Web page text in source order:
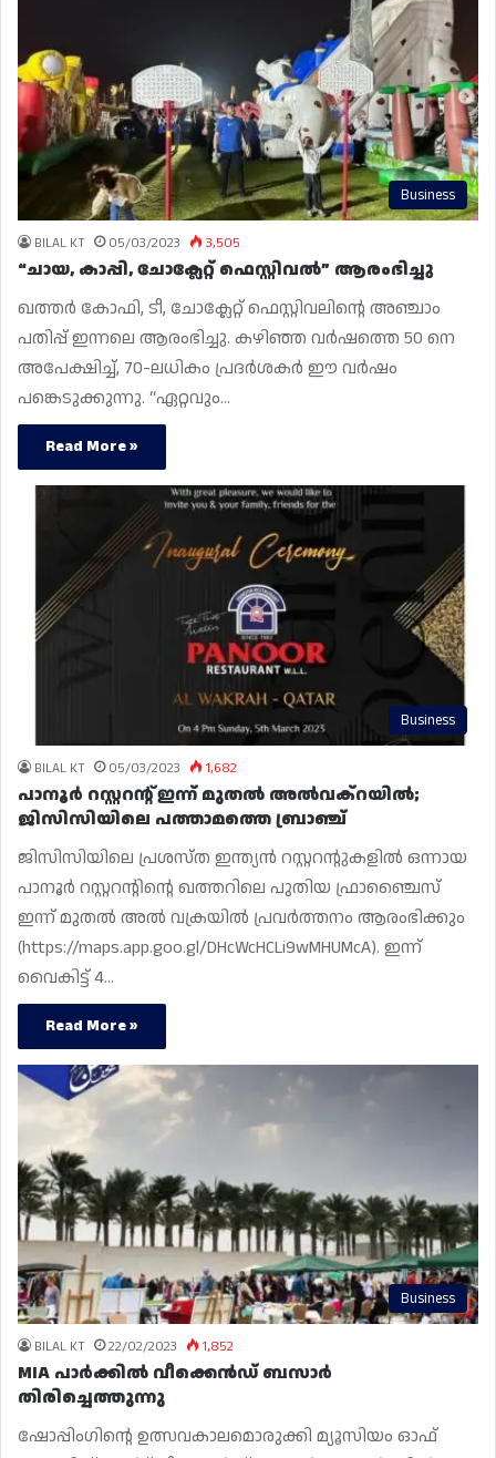
Business
BILAL KT 05/03/2023 3,505
“ചായ, കാപ്പി, ചോക്ലേറ്റ് ഫെസ്റ്റിവൽ” ആരംഭിച്ചു
ഖത്തർ കോഫി, ടീ, ചോക്ലേറ്റ് ഫെസ്റ്റിവലിന്റെ അഞ്ചാം
പതിപ്പ് ഇന്നലെ ആരംഭിച്ചു. കഴിഞ്ഞ വർഷത്തെ 50 നെ
അപേക്ഷിച്ച്, 70-ലധികം പ്രദർശകർ ഈ വർഷം
പങ്കെടുക്കുന്നു. “ഏറ്റവും…
Read More »
Business
BILAL KT 05/03/2023 1,682
പാനൂർ റസ്റ്ററന്റ് ഇന്ന് മുതൽ അൽവക്റയിൽ;
ജിസിസിയിലെ പത്താമത്തെ ബ്രാഞ്ച്
ജിസിസിയിലെ പ്രശസ്ത ഇന്ത്യൻ റസ്റ്ററന്റുകളിൽ ഒന്നായ
പാനൂർ റസ്റ്ററന്റിന്റെ ഖത്തറിലെ പുതിയ ഫ്രാഞ്ചൈസ്
ഇന്ന് മുതൽ അൽ വക്രയിൽ പ്രവർത്തനം ആരംഭിക്കും
(https://maps.app.goo.gl/DHcWcHCLi9wMHUMcA). ഇന്ന്
വൈകിട്ട് 4…
Read More »
Business
BILAL KT 22/02/2023 1,852
MIA പാർക്കിൽ വീക്കെൻഡ് ബസാർ
തിരിച്ചെത്തുന്നു
ഷോപ്പിംഗിന്റെ ഉത്സവകാലമൊരുക്കി മ്യൂസിയം ഓഫ്